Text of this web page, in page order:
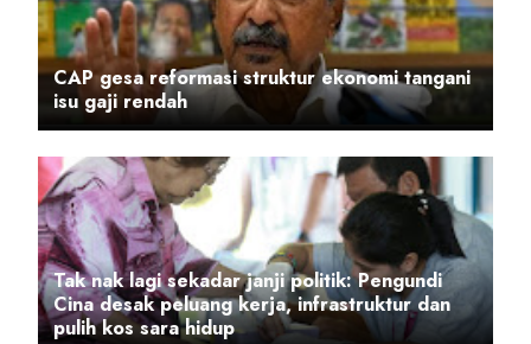
CAP gesa reformasi struktur ekonomi tangani
isu gaji rendah
Tak nak lagi sekadar janji politik: Pengundi
Cina desak peluang kerja, infrastruktur dan
pulih kos sara hidup